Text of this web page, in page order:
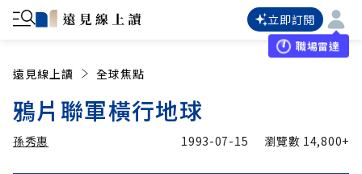
立即訂閱
職場雷達
遠見線上讀 全球焦點
鴉片聯軍橫行地球
孫秀惠 1993-07-15 瀏覽數 14,800+